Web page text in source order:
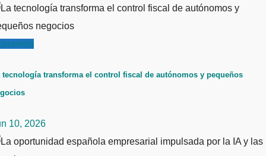
tecnología transforma el control fiscal de autónomos y pequeños
10, 2026